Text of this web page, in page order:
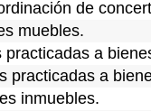
de
muebles.
a
practicadas a
inmuebles.